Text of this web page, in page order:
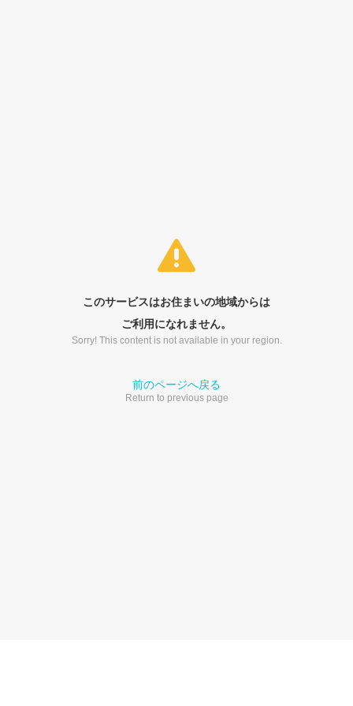
このサービスはお住まいの地域からは
ご利用になれません。
Sorry! This content is not available in your region.
前のページへ戻る
Return to previous page